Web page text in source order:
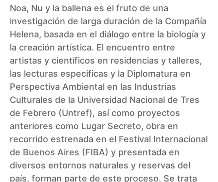
Noa, Nu y la ballena es el fruto de una
investigación de larga duración de la Compañía
Helena, basada en el diálogo entre la biología y
la creación artística. El encuentro entre
artistas y científicos en residencias y talleres,
las lecturas específicas y la Diplomatura en
Perspectiva Ambiental en las Industrias
Culturales de la Universidad Nacional de Tres
de Febrero (Untref), así como proyectos
anteriores como Lugar Secreto, obra en
recorrido estrenada en el Festival Internacional
de Buenos Aires (FIBA) y presentada en
diversos entornos naturales y reservas del
país, forman parte de este proceso. Se trata